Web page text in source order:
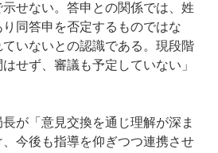
せない。答申との関係では、姓
同答申を否定するものではな
ていないとの認識である。現段階
せず、審議も予定していない」
が「意見交換を通じ理解が深ま
今後も指導を仰ぎつつ連携させ